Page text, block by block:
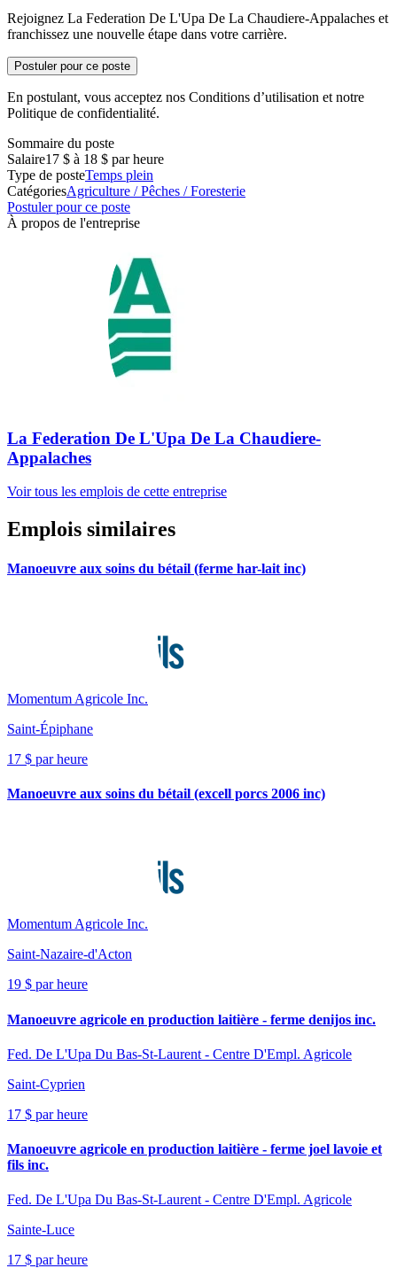
Rejoignez La Federation De L'Upa De La Chaudiere-Appalaches et
franchissez une nouvelle étape dans votre carrière.
Postuler pour ce poste
En postulant, vous acceptez nos Conditions d’utilisation et notre
Politique de confidentialité.
Sommaire du poste
Salaire17 $ à 18 $ par heure
Type de posteTemps plein
CatégoriesAgriculture / Pêches / Foresterie
Postuler pour ce poste
À propos de l'entreprise
La Federation De L'Upa De La Chaudiere-
Appalaches
Voir tous les emplois de cette entreprise
Emplois similaires
Manoeuvre aux soins du bétail (ferme har-lait inc)
Momentum Agricole Inc.
Saint-Épiphane
17 $ par heure
Manoeuvre aux soins du bétail (excell porcs 2006 inc)
Momentum Agricole Inc.
Saint-Nazaire-d'Acton
19 $ par heure
Manoeuvre agricole en production laitière - ferme denijos inc.
Fed. De L'Upa Du Bas-St-Laurent - Centre D'Empl. Agricole
Saint-Cyprien
17 $ par heure
Manoeuvre agricole en production laitière - ferme joel lavoie et
fils inc.
Fed. De L'Upa Du Bas-St-Laurent - Centre D'Empl. Agricole
Sainte-Luce
17 $ par heure